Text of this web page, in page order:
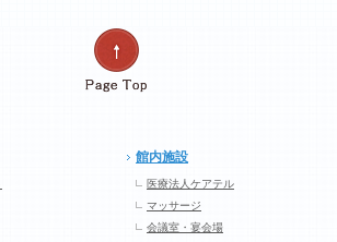
館内施設
医療法人ケアテル
マッサージ
会議室・宴会場